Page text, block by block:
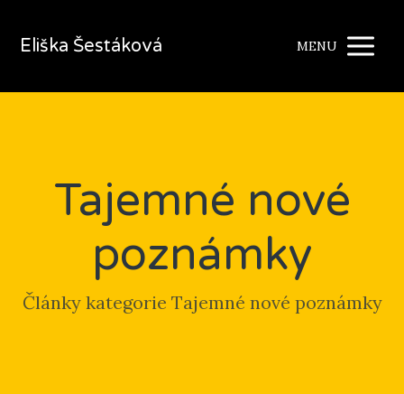
Eliška Šestáková MENU
Tajemné nové
poznámky
Články kategorie Tajemné nové poznámky